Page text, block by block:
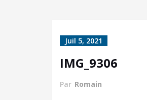
Juil 5, 2021
IMG_9306
Par Romain